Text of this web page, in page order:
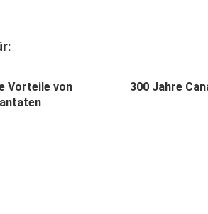
Vorteile von
300 Jahre